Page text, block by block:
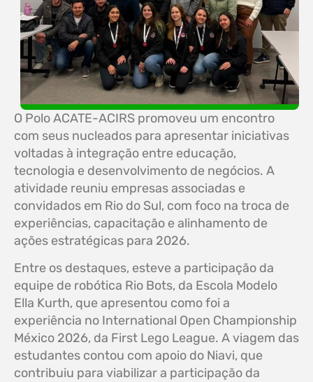
O Polo ACATE-ACIRS promoveu um encontro
com seus nucleados para apresentar iniciativas
voltadas à integração entre educação,
tecnologia e desenvolvimento de negócios. A
atividade reuniu empresas associadas e
convidados em Rio do Sul, com foco na troca de
experiências, capacitação e alinhamento de
ações estratégicas para 2026.
Entre os destaques, esteve a participação da
equipe de robótica Rio Bots, da Escola Modelo
Ella Kurth, que apresentou como foi a
experiência no International Open Championship
México 2026, da First Lego League. A viagem das
estudantes contou com apoio do Niavi, que
contribuiu para viabilizar a participação da